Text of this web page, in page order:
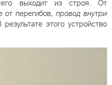
выходит из строя. От
от перегибов,провод внутри
результате этого устройство